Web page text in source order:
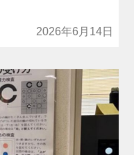
2026年6月14日